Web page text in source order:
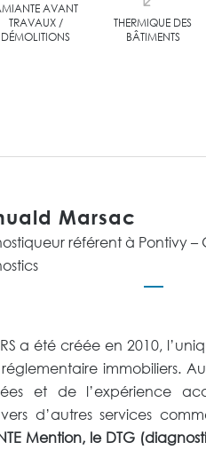
AVANT
TRAVAUX /
DÉMOLITIONS
THERMIQUE DES
BÂTIMENTS
Marsac
référent à Pontivy –
a été créée en 2010,
immobiliers.
et de l’expérience
d’autres services
Mention, le DTG